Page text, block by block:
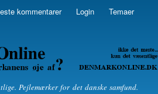
to
kommentarer Login Temaer
- blognyheder om politik
Pejlemærker for det danske samfund.